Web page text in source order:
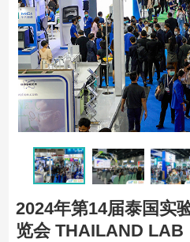
2024年第14届泰国实
览会 THAILAND LAB